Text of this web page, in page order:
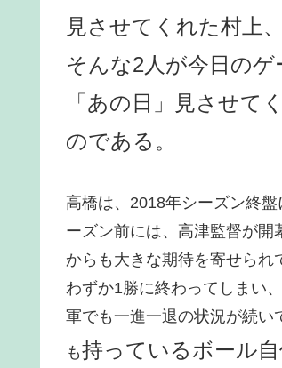
見させてくれた村上
そんな2人が今日の
「あの日」見させて
のである。
高橋は、2018年シーズン終
ーズン前には、高津監督が
からも大きな期待を寄せられ
わずか1勝に終わってしまい
軍でも一進一退の状況が続い
も持っているボール